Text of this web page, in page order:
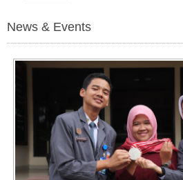
News & Events